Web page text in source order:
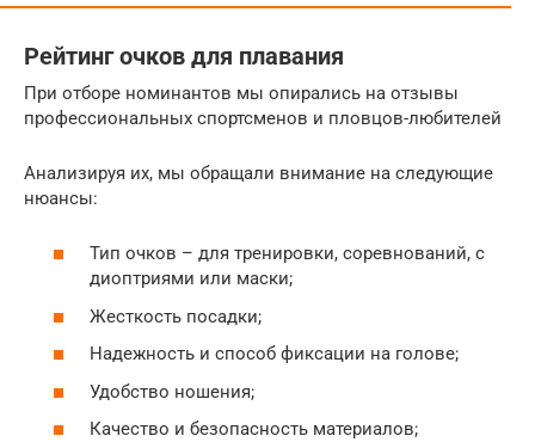
Рейтинг очков для плавания
При отборе номинантов мы опирались на отзывы
профессиональных спортсменов и пловцов-любителей
Анализируя их, мы обращали внимание на следующие
нюансы:
Тип очков – для тренировки, соревнований, с
диоптриями или маски;
Жесткость посадки;
Надежность и способ фиксации на голове;
Удобство ношения;
Качество и безопасность материалов;